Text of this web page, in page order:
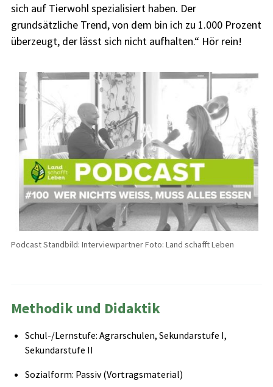
sich auf Tierwohl spezialisiert haben. Der
grundsätzliche Trend, von dem bin ich zu 1.000 Prozent
überzeugt, der lässt sich nicht aufhalten.“ Hör rein!
Podcast Standbild: Interviewpartner Foto: Land schafft Leben
Methodik und Didaktik
Schul-/Lernstufe: Agrarschulen, Sekundarstufe I,
Sekundarstufe II
Sozialform: Passiv (Vortragsmaterial)